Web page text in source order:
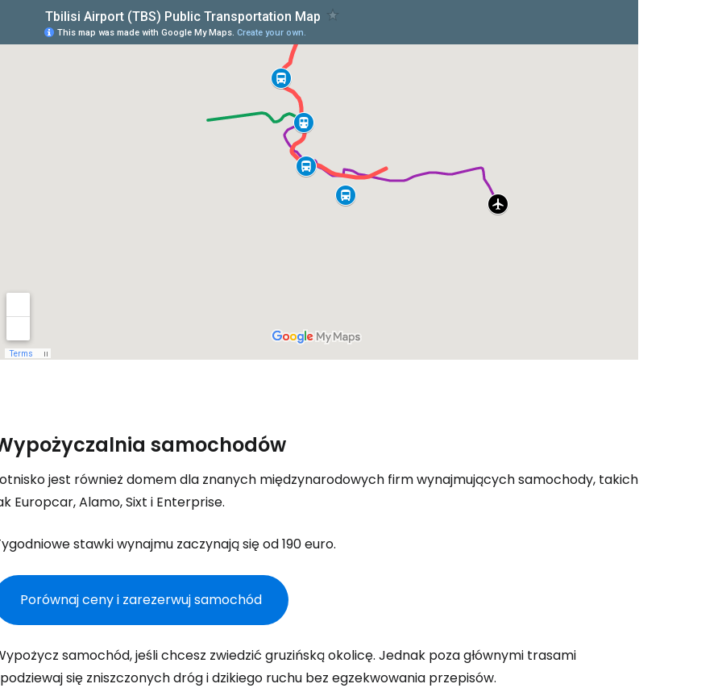
samochodów
jest również domem dla znanych międzynarodowych firm wynajmujących samochody, takich
Europcar, Alamo, Sixt i Enterprise.
stawki wynajmu zaczynają się od 190 euro.
Porównaj ceny i zarezerwuj samochód
samochód, jeśli chcesz zwiedzić gruzińską okolicę. Jednak poza głównymi trasami
się zniszczonych dróg i dzikiego ruchu bez egzekwowania przepisów.
Kontynuuj z e-mailem